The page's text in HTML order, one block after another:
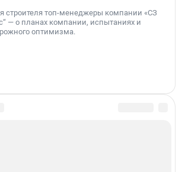
строителя топ-менеджеры компании «СЗ
— о планах компании, испытаниях и
оптимизма.